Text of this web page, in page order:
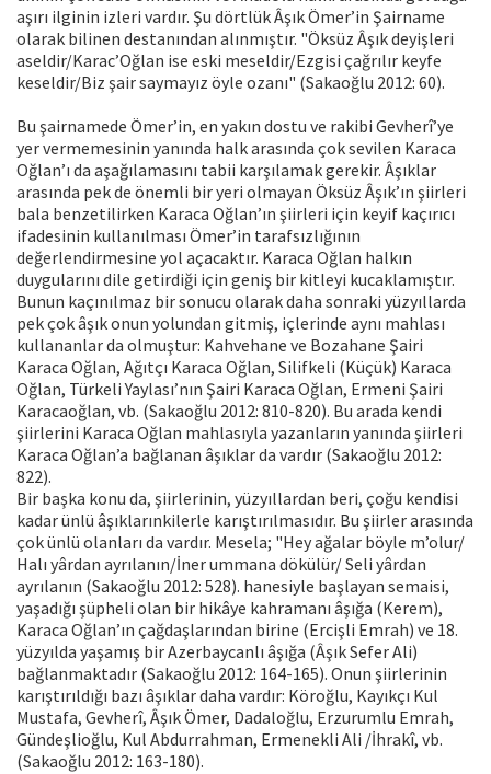
aşırı ilginin izleri vardır. Şu dörtlük Âşık Ömer’in Şairname
olarak bilinen destanından alınmıştır. "Öksüz Âşık deyişleri
aseldir/Karac’Oğlan ise eski meseldir/Ezgisi çağrılır keyfe
keseldir/Biz şair saymayız öyle ozanı" (Sakaoğlu 2012: 60).
Bu şairnamede Ömer’in, en yakın dostu ve rakibi Gevherî’ye
yer vermemesinin yanında halk arasında çok sevilen Karaca
Oğlan’ı da aşağılamasını tabii karşılamak gerekir. Âşıklar
arasında pek de önemli bir yeri olmayan Öksüz Âşık’ın şiirleri
bala benzetilirken Karaca Oğlan’ın şiirleri için keyif kaçırıcı
ifadesinin kullanılması Ömer’in tarafsızlığının
değerlendirmesine yol açacaktır. Karaca Oğlan halkın
duygularını dile getirdiği için geniş bir kitleyi kucaklamıştır.
Bunun kaçınılmaz bir sonucu olarak daha sonraki yüzyıllarda
pek çok âşık onun yolundan gitmiş, içlerinde aynı mahlası
kullananlar da olmuştur: Kahvehane ve Bozahane Şairi
Karaca Oğlan, Ağıtçı Karaca Oğlan, Silifkeli (Küçük) Karaca
Oğlan, Türkeli Yaylası’nın Şairi Karaca Oğlan, Ermeni Şairi
Karacaoğlan, vb. (Sakaoğlu 2012: 810-820). Bu arada kendi
şiirlerini Karaca Oğlan mahlasıyla yazanların yanında şiirleri
Karaca Oğlan’a bağlanan âşıklar da vardır (Sakaoğlu 2012:
822).
Bir başka konu da, şiirlerinin, yüzyıllardan beri, çoğu kendisi
kadar ünlü âşıklarınkilerle karıştırılmasıdır. Bu şiirler arasında
çok ünlü olanları da vardır. Mesela; "Hey ağalar böyle m’olur/
Halı yârdan ayrılanın/İner ummana dökülür/ Seli yârdan
ayrılanın (Sakaoğlu 2012: 528). hanesiyle başlayan semaisi,
yaşadığı şüpheli olan bir hikâye kahramanı âşığa (Kerem),
Karaca Oğlan’ın çağdaşlarından birine (Ercişli Emrah) ve 18.
yüzyılda yaşamış bir Azerbaycanlı âşığa (Âşık Sefer Ali)
bağlanmaktadır (Sakaoğlu 2012: 164-165). Onun şiirlerinin
karıştırıldığı bazı âşıklar daha vardır: Köroğlu, Kayıkçı Kul
Mustafa, Gevherî, Âşık Ömer, Dadaloğlu, Erzurumlu Emrah,
Gündeşlioğlu, Kul Abdurrahman, Ermenekli Ali /İhrakî, vb.
(Sakaoğlu 2012: 163-180).